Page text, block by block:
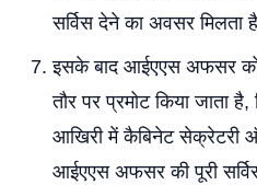
सर्विस देने का अवसर मिलता
इसके बाद आईएएस अफसर
तौर पर प्रमोट किया जाता
आखिरी में कैबिनेट सेक्रेटरी
आईएएस अफसर की पूरी